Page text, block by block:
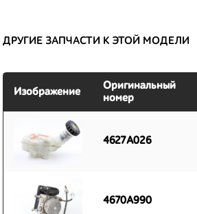
ДРУГИЕ ЗАПЧАСТИ К ЭТОЙ МОДЕЛИ
Изображение
Оригинальный
номер
4627A026
4670A990